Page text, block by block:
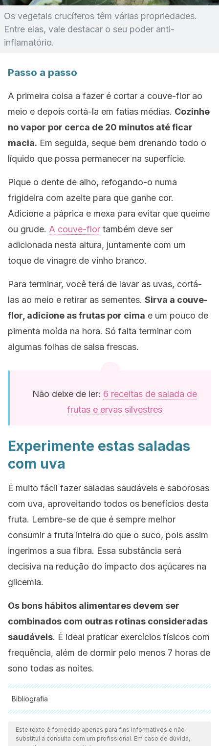
Os vegetais crucíferos têm várias propriedades.
Entre elas, vale destacar o seu poder anti-
inflamatório.
Passo a passo
A primeira coisa a fazer é cortar a couve-flor ao
meio e depois cortá-la em fatias médias. Cozinhe
no vapor por cerca de 20 minutos até ficar
macia. Em seguida, seque bem drenando todo o
líquido que possa permanecer na superfície.
Pique o dente de alho, refogando-o numa
frigideira com azeite para que ganhe cor.
Adicione a páprica e mexa para evitar que queime
ou grude. A couve-flor também deve ser
adicionada nesta altura, juntamente com um
toque de vinagre de vinho branco.
Para terminar, você terá de lavar as uvas, cortá-
las ao meio e retirar as sementes. Sirva a couve-
flor, adicione as frutas por cima e um pouco de
pimenta moída na hora. Só falta terminar com
algumas folhas de salsa frescas.
Não deixe de ler: 6 receitas de salada de
frutas e ervas silvestres
Experimente estas saladas
com uva
É muito fácil fazer saladas saudáveis e saborosas
com uva, aproveitando todos os benefícios desta
fruta. Lembre-se de que é sempre melhor
consumir a fruta inteira do que o suco, pois assim
ingerimos a sua fibra. Essa substância será
decisiva na redução do impacto dos açúcares na
glicemia.
Os bons hábitos alimentares devem ser
combinados com outras rotinas consideradas
saudáveis. É ideal praticar exercícios físicos com
frequência, além de dormir pelo menos 7 horas de
sono todas as noites.
Bibliografia
Todas as fontes citadas foram minuciosamente revisadas por
nossa equipe para garantir sua qualidade, confiabilidade,
atualidade e validade. A bibliografia deste artigo foi
Este texto é fornecido apenas para fins informativos e não
substitui a consulta com um profissional. Em caso de dúvida,